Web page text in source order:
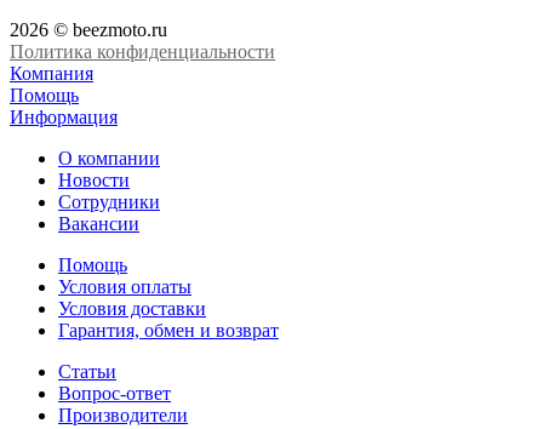
2026 © beezmoto.ru
Политика конфиденциальности
Компания
Помощь
Информация
О компании
Новости
Сотрудники
Вакансии
Помощь
Условия оплаты
Условия доставки
Гарантия, обмен и возврат
Статьи
Вопрос-ответ
Производители